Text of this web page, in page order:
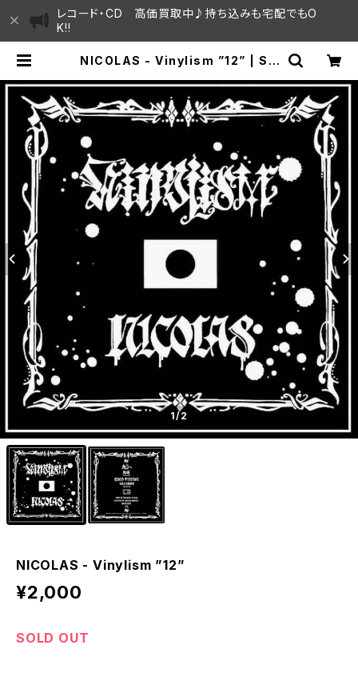
レコード・CD 高価買取中♪持ち込みも宅配でもO
K!!
NICOLAS - Vinylism ”12” | SA
すぐ♫見晴らしの良いレコード屋
1/2
NICOLAS - Vinylism ”12”
¥2,000
SOLD OUT